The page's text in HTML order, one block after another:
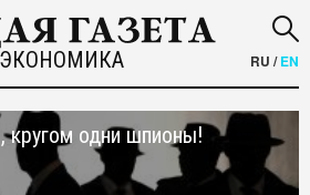
ЭКОНОМИКА RU /EN
одни шпионы!